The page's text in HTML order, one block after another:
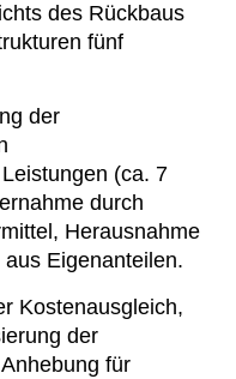
des Rückbaus
fünf
der
(ca. 7
durch
Herausnahme
Eigenanteilen.
Kostenausgleich,
der
für